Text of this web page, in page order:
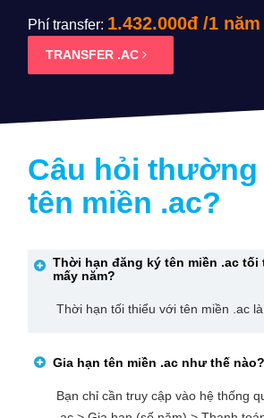
Phí transfer: 1.432.000đ /1 năm
TRANSFER .AC
Câu hỏi thường
tên miền .ac?
Thời hạn đăng ký tên miền .actối
mấy năm?
Thời hạn tối thiểu với tên miền .ac
Gia hạn tên miền .acnhư thế nào?
Bạn chỉ cần truy cập vào hệ thống